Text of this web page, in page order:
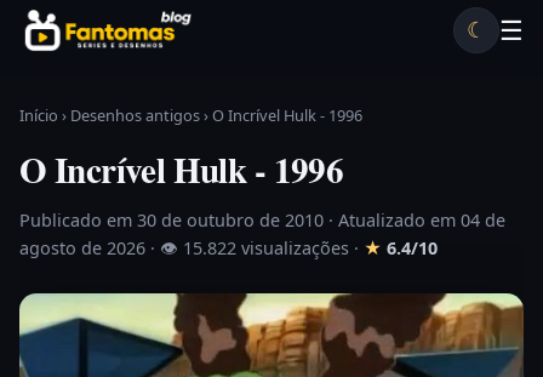
Pular para o conteúdo
☰
☾
Início › Desenhos antigos›O Incrível Hulk - 1996
O Incrível Hulk - 1996
Publicado em 30 de outubro de 2010 · Atualizado em 04 de
agosto de 2026 · 👁 15.822 visualizações · ★ 6.4/10